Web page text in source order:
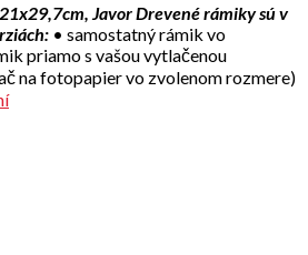
JavorDrevené rámiky sú v
• samostatný rámik vo
priamo s vašou vytlačenou
na fotopapier vo zvolenom rozmere)